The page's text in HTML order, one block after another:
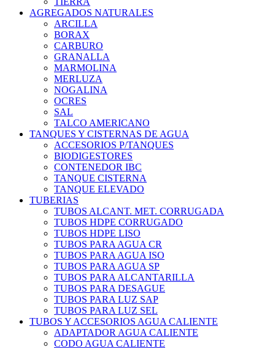
AGREGADOS NATURALES
ARCILLA
BORAX
CARBURO
GRANALLA
MARMOLINA
MERLUZA
NOGALINA
OCRES
SAL
TALCO AMERICANO
TANQUES Y CISTERNAS DE AGUA
ACCESORIOS P/TANQUES
BIODIGESTORES
CONTENEDOR IBC
TANQUE CISTERNA
TANQUE ELEVADO
TUBERIAS
TUBOS ALCANT. MET. CORRUGADA
TUBOS HDPE CORRUGADO
TUBOS HDPE LISO
TUBOS PARA AGUA CR
TUBOS PARA AGUA ISO
TUBOS PARA AGUA SP
TUBOS PARA ALCANTARILLA
TUBOS PARA DESAGUE
TUBOS PARA LUZ SAP
TUBOS PARA LUZ SEL
TUBOS Y ACCESORIOS AGUA CALIENTE
ADAPTADOR AGUA CALIENTE
CODO AGUA CALIENTE